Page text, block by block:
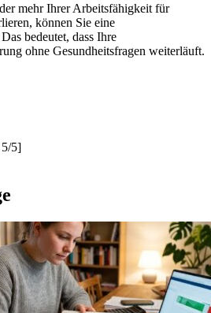
mehr Ihrer Arbeitsfähigkeit für
können Sie eine
bedeutet, dass Ihre
ohne Gesundheitsfragen weiterläuft.
5]